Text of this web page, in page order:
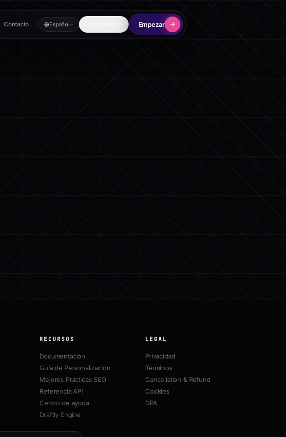
Contacto Español Empezar
RECURSOS
Documentación
Guía de Personalización
Mejores Prácticas SEO
Referencia API
Centro de ayuda
Draftly Engine
LEGAL
Privacidad
Términos
Cancellation & Refund
Cookies
DPA